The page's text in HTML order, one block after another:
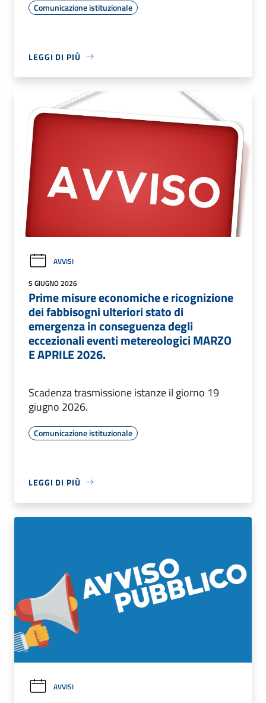
Comunicazione istituzionale
LEGGI DI PIÙ
AVVISI
5 GIUGNO 2026
Prime misure economiche e ricognizione
dei fabbisogni ulteriori stato di
emergenza in conseguenza degli
eccezionali eventi metereologici MARZO
E APRILE 2026.
Scadenza trasmissione istanze il giorno 19
giugno 2026.
Comunicazione istituzionale
LEGGI DI PIÙ
AVVISI